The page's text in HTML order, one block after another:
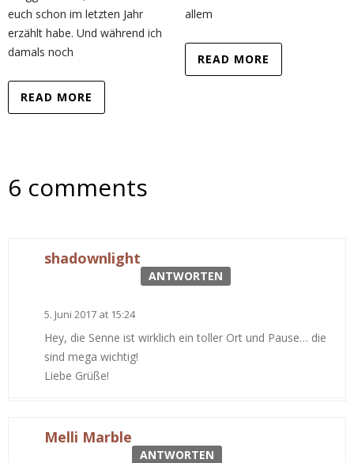
euch schon im letzten Jahr
erzählt habe. Und während ich
damals noch
READ MORE
allem
READ MORE
6 comments
shadownlight
ANTWORTEN
5. Juni 2017 at 15:24
Hey, die Senne ist wirklich ein toller Ort und Pause… die
sind mega wichtig!
Liebe Grüße!
Melli Marble
ANTWORTEN